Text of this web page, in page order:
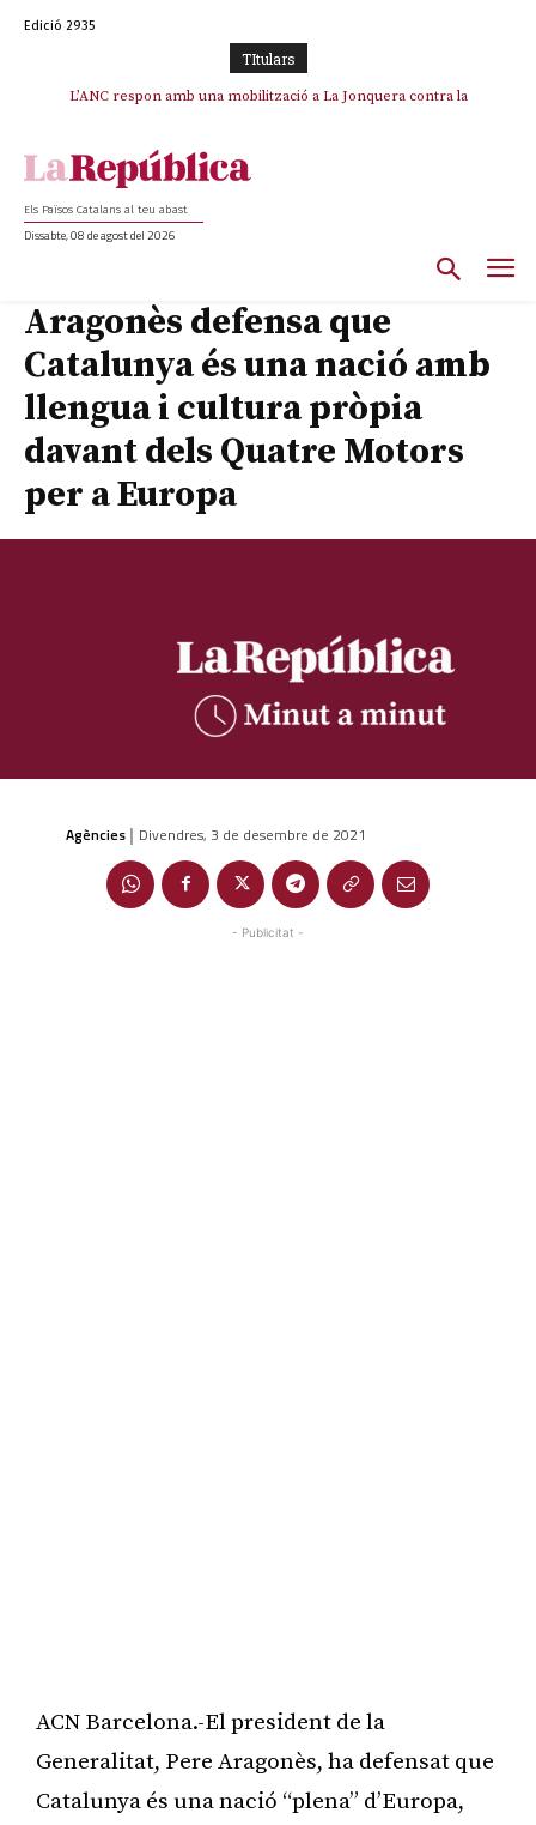
Edició 2935
TItulars
L’ANC respon amb una mobilització a La Jonquera contra la
SOS Costa Brava es planta contra la “nefasta” prolongació de la C-32 i
Els Països Catalans al teu abast
Dissabte, 08 de agost del 2026
Aragonès defensa que
Catalunya és una nació amb
llengua i cultura pròpia
davant dels Quatre Motors
per a Europa
Agències | Divendres, 3 de desembre de 2021
- Publicitat -
ACN Barcelona.-El president de la
Generalitat, Pere Aragonès, ha defensat que
Catalunya és una nació “plena” d’Europa,